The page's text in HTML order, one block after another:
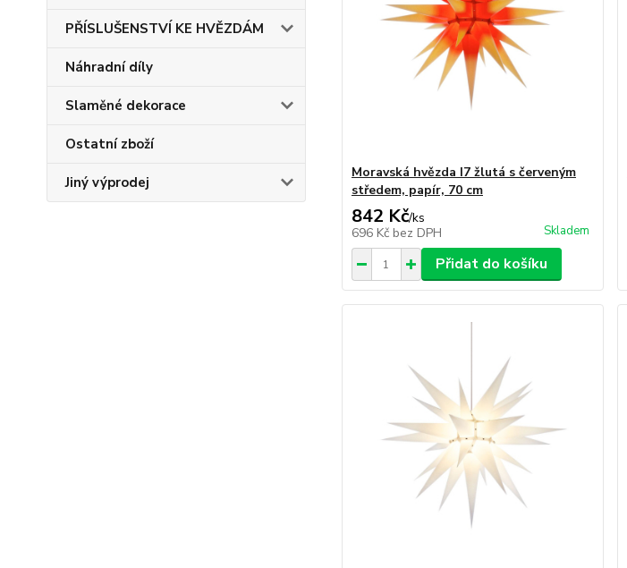
PŘÍSLUŠENSTVÍ KE HVĚZDÁM
Náhradní díly
Slaměné dekorace
Ostatní zboží
Jiný výprodej
Moravská hvězda I7 žlutá s červeným
středem, papír, 70 cm
842 Kč/ks
696 Kč bez DPH Skladem
Přidat do košíku